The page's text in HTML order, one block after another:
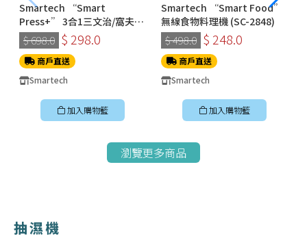
Smartech “Smart
Press+” 3合1三文治/窩夫/
冬甩機 SM-2228
$ 698.0 $ 298.0
商戶直送
Smartech
加入購物籃
Smartech “Smart Food”
無線食物料理機 (SC-2848)
$ 498.0 $ 248.0
商戶直送
Smartech
加入購物籃
瀏覽更多商品
抽濕機